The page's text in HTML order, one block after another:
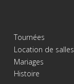
Tournées
Location de salles
Mariages
Histoire